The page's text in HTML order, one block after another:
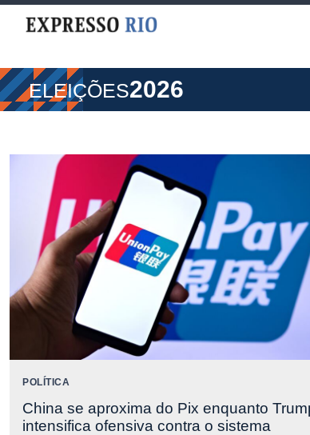
ELEIÇÕES2026
POLÍTICA
China se aproxima do Pix enquanto
intensifica ofensiva contra o sistema